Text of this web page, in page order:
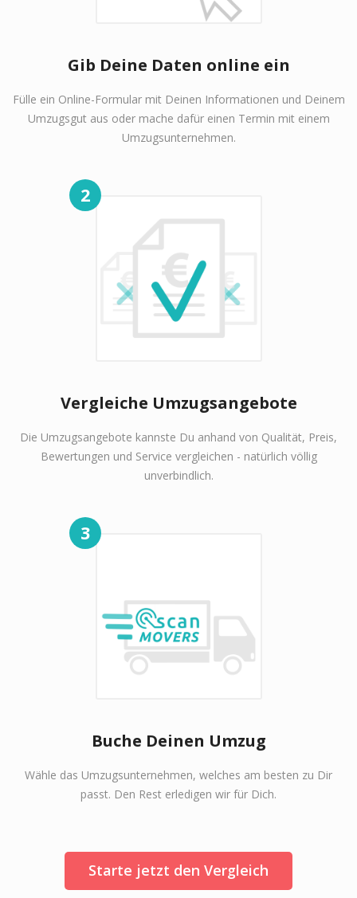
Gib Deine Daten online ein
Fülle ein Online-Formular mit Deinen Informationen und Deinem
Umzugsgut aus oder mache dafür einen Termin mit einem
Umzugsunternehmen.
2
Vergleiche Umzugsangebote
Die Umzugsangebote kannste Du anhand von Qualität, Preis,
Bewertungen und Service vergleichen - natürlich völlig
unverbindlich.
3
Buche Deinen Umzug
Wähle das Umzugsunternehmen, welches am besten zu Dir
passt. Den Rest erledigen wir für Dich.
Starte jetzt den Vergleich